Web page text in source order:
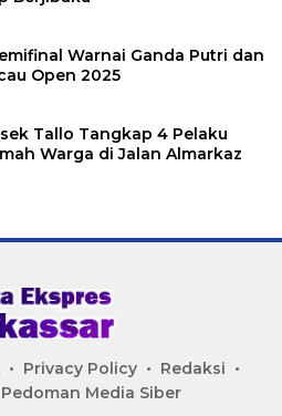
Warnai Ganda Putri dan
Open 2025
Tallo Tangkap 4 Pelaku
Warga di Jalan Almarkaz
Privacy Policy
Redaksi
Pedoman Media Siber